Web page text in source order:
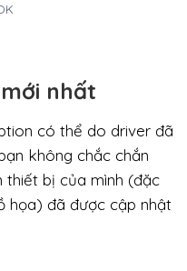
nhất
có thể do driver đã
không chắc chắn
thiết bị của mình (đặc
họa) đã được cập nhật